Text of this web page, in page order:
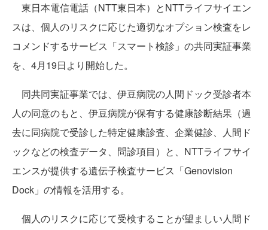
東日本電信電話（NTT東日本）とNTTライフサイエン
スは、個人のリスクに応じた適切なオプション検査をレ
コメンドするサービス「スマート検診」の共同実証事業
を、4月19日より開始した。
同共同実証事業では、伊豆病院の人間ドック受診者本
人の同意のもと、伊豆病院が保有する健康診断結果（過
去に同病院で受診した特定健康診査、企業健診、人間ド
ックなどの検査データ、問診項目）と、NTTライフサイ
エンスが提供する遺伝子検査サービス「Genovision
Dock」の情報を活用する。
個人のリスクに応じて受検することが望ましい人間ド